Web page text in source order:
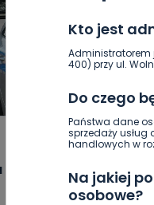
Kto jest
Administratorem
400) przy ul.
Do czego
Państwa dane
sprzedaży usług
handlowych w
Na jakiej
osobowe?
– autokar pod